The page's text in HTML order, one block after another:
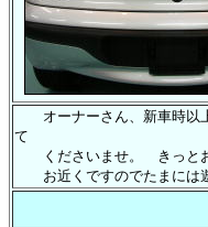
オーナーさん、新車時以上
て
くださいませ。 きっとお
お近くですのでたまには